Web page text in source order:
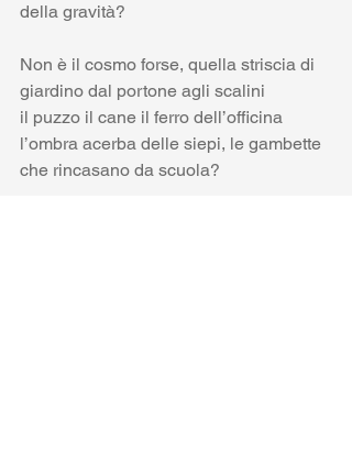
della gravità?
Non è il cosmo forse, quella striscia di
giardino dal portone agli scalini
il puzzo il cane il ferro dell’officina
l’ombra acerba delle siepi, le gambette
che rincasano da scuola?